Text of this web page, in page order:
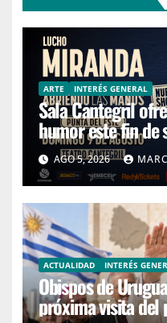
ARTE INTERÉS GENERAL
Sala Cantegril
humor este fin de
EsteAGO 5, 2026
ACTUALIDAD INTERÉS
Obispos de
próxima visita del